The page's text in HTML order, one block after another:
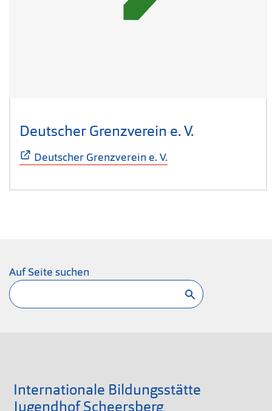
Deutscher Grenzverein e. V.
Deutscher Grenzverein e. V.
Auf Seite suchen
Suchen
Internationale Bildungsstätte
Jugendhof Scheersberg